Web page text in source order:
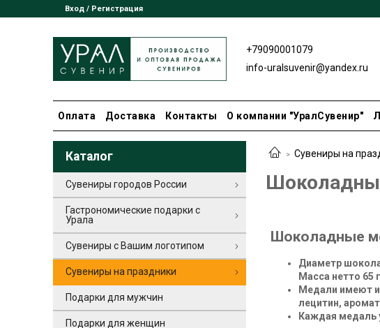
Вход / Регистрация
+79090001079
info-uralsuvenir@yandex.ru
Оплата Доставка Контакты О компании "УралСувенир"
Сувениры на
Шоколадные
Диаметр
Масса нетто 65
Медали имеют
лецитин,
Каждая медаль
Каталог
Сувениры городов России
Гастрономические подарки с
Урала
Сувениры с Вашим логотипом
Сувениры на праздники
Подарки для мужчин
Подарки для женщин